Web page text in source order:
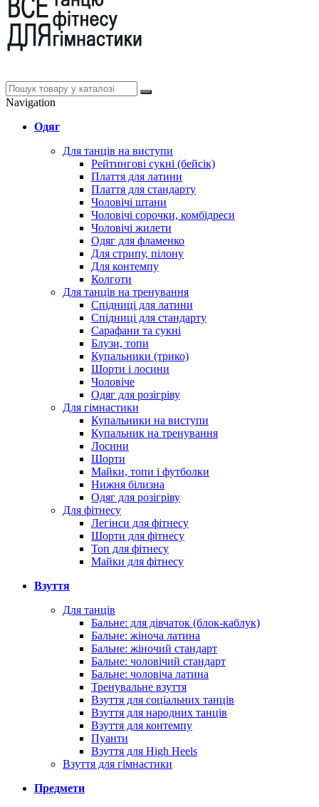
Navigation
Одяг
Для танців на виступи
Рейтингові сукні (бейсік)
Плаття для латини
Плаття для стандарту
Чоловічі штани
Чоловічі сорочки, комбідреси
Чоловічі жилети
Одяг для фламенко
Для стрипу, пілону
Для контемпу
Колготи
Для танців на тренування
Спідниці для латини
Спідниці для стандарту
Сарафани та сукні
Блузи, топи
Купальники (трико)
Шорти і лосини
Чоловіче
Одяг для розігріву
Для гімнастики
Купальники на виступи
Купальник на тренування
Лосини
Шорти
Майки, топи і футболки
Нижня білизна
Одяг для розігріву
Для фітнесу
Легінси для фітнесу
Шорти для фітнесу
Топ для фітнесу
Майки для фітнесу
Взуття
Для танців
Бальне: для дівчаток (блок-каблук)
Бальне: жіноча латина
Бальне: жіночий стандарт
Бальне: чоловічий стандарт
Бальне: чоловіча латина
Тренувальне взуття
Взуття для соціальних танців
Взуття для народних танців
Взуття для контемпу
Пуанти
Взуття для High Heels
Взуття для гімнастики
Предмети